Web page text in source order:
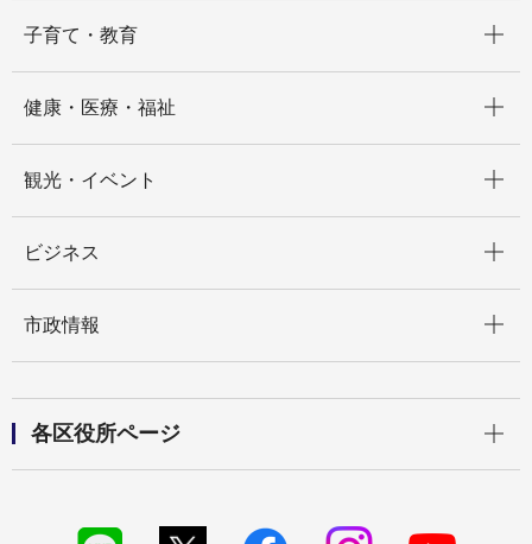
子育て・教育
健康・医療・福祉
観光・イベント
ビジネス
市政情報
各区役所ページ